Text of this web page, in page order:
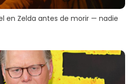
en Zelda antes de morir — nadie